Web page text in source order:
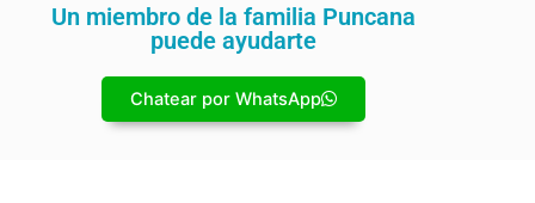
Un miembro de la familia Puncana
puede ayudarte
Chatear por WhatsApp